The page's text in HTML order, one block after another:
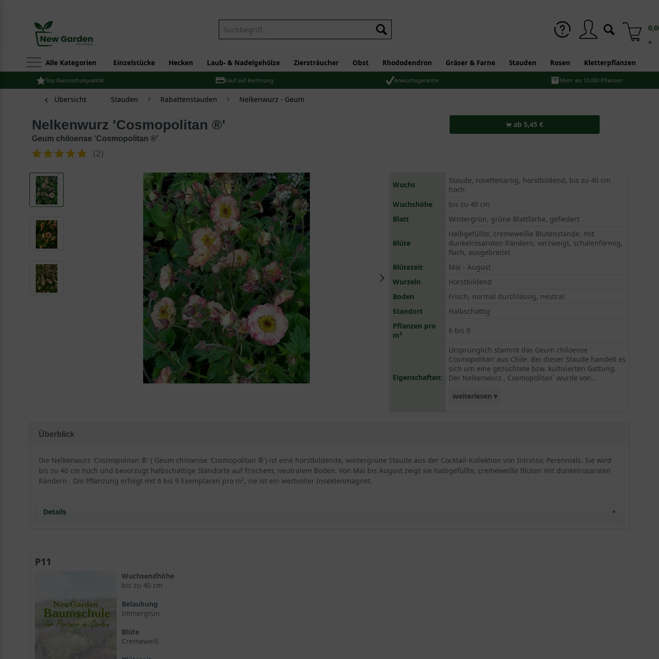
*
Alle Kategorien Einzelstücke Hecken Laub- & Nadelgehölze Ziersträucher Obst Rhododendron Gräser & Farne Stauden Rosen Kletterpflanzen
Top Baumschulqualität Kauf auf Rechnung Anwuchsgarantie Mehr als 10.000 Pflanzen
Übersicht Stauden Rabattenstauden Nelkenwurz - Geum
Nelkenwurz 'Cosmopolitan ®'
Geum chiloense 'Cosmopolitan ®'
(2)
ab 5,45 €
Wuchs
Staude, rosettenartig, horstbildend, bis zu 40 cm
hoch
Wuchshöhe
bis zu 40 cm
Blatt
Wintergrün, grüne Blattfarbe, gefiedert
Blüte
Halbgefüllte, cremeweiße Blütenstände, mit
dunkelrosaroten Rändern, verzweigt, schalenförmig,
flach, ausgebreitet
Blütezeit
Mai - August
Wurzeln
Horstbildend
Boden
Frisch, normal durchlässig, neutral
Standort
Halbschattig
Pflanzen pro
m²
6 bis 9
Eigenschaften:
Ursprünglich stammt das Geum chiloense ’
Cosmopolitan‘ aus Chile. Bei dieser Staude handelt es
sich um eine gezüchtete bzw. kultivierten Gattung.
Der Nelkenwurz ‚ Cosmopolitan` wurde von...
weiterlesen ▾
40 cm. Der Blütenstand entwickelt in den Monaten
von Mai bis August eine cremeweiße Färbung. Die
Blüte selbst ist mit dunkelrosaroten Rändern
Überblick
Die Nelkenwurz 'Cosmopolitan ®' ( Geum chiloense 'Cosmopolitan ®') ist eine horstbildende, wintergrüne Staude aus der Cocktail-Kollektion von Intrinsic Perennials. Sie wird
bis zu 40 cm hoch und bevorzugt halbschattige Standorte auf frischem, neutralem Boden. Von Mai bis August zeigt sie halbgefüllte, cremeweiße Blüten mit dunkelrosaroten
Rändern . Die Pflanzung erfolgt mit 6 bis 9 Exemplaren pro m², sie ist ein wertvoller Insektenmagnet.
Details
Wuchs und Eigenschaften
Lichtbedarf des Nelkenwurz 'Cosmopolitan'
Blüte und Blattwerk des Geum chiloense 'Cosmopolitan'
Blütenform und Farbe der Sorte
Blattwerk und wintergrün
Verwendung im Garten
P11
Wuchsendhöhe
bis zu 40 cm
Belaubung
Immergrün
Blüte
Cremeweiß